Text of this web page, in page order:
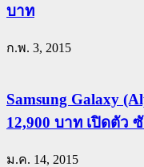
บาท
ก.พ. 3, 2015
Samsung Galaxy
12,900 บาท เปิดตัว
ม.ค. 14, 2015